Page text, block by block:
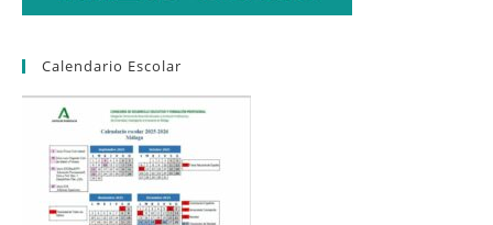
Calendario Escolar